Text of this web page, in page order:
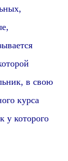
ных,
, в свою
курса
у которого